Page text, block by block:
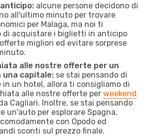
alcune persone decidono di
all'ultimo minuto per trovare
per Malaga, ma noi ti
di acquistare i biglietti in anticipo
migliori ed evitare sorprese
alle nostre offerte per un
una capitale: se stai pensando di
in un hotel, allora ti consigliamo di
alle nostre offerte per weekend
Cagliari. Inoltre, se stai pensando
un'auto per esplorare Spagna,
con Opodo ed
sconti sul prezzo finale.